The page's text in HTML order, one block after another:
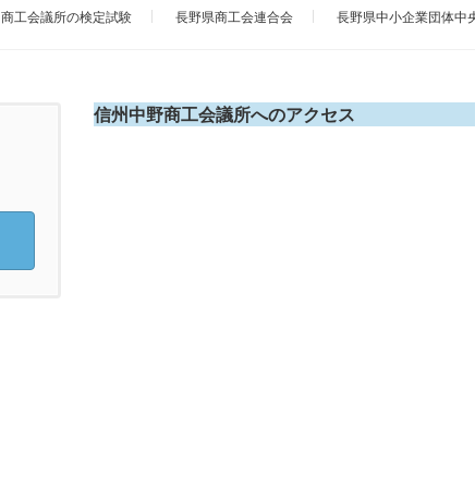
商工会議所の検定試験 長野県商工会連合会 長野県中小企業団体中
信州中野商工会議所へのアクセス